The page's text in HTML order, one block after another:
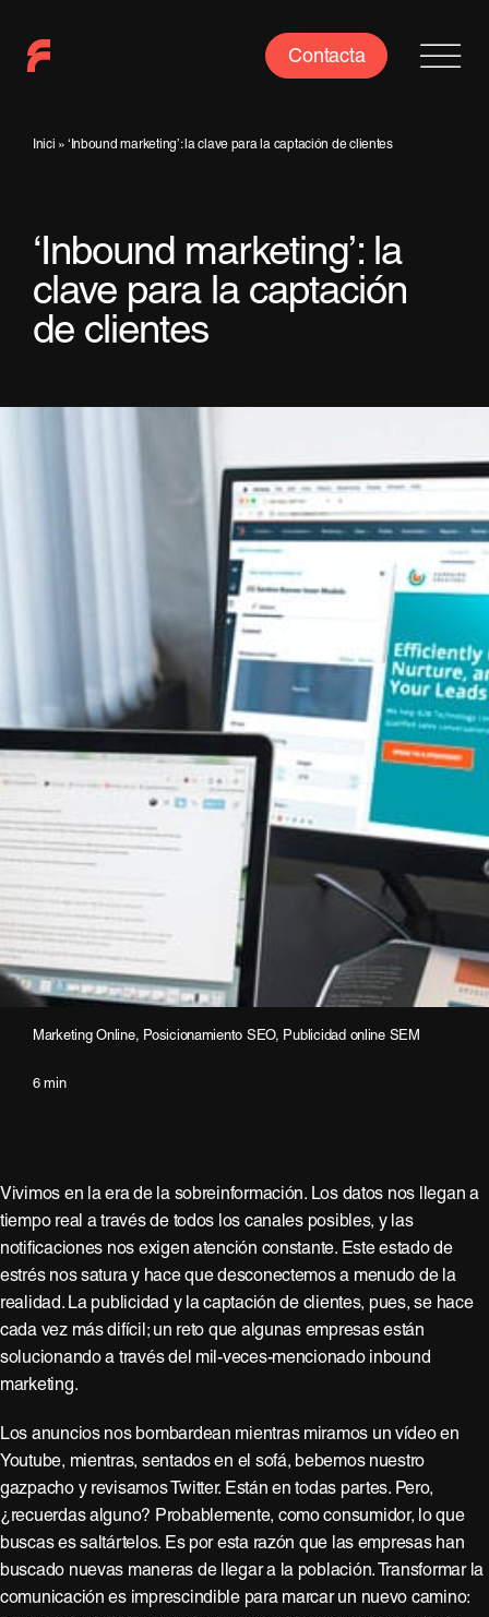
contenido
Contacta
Inici » ‘Inbound marketing’: la clave para la captación de clientes
‘Inbound marketing’: la
clave para la captación
de clientes
Marketing Online, Posicionamiento SEO, Publicidad online SEM
6 min
Vivimos en la era de la sobreinformación. Los datos nos llegan a
tiempo real a través de todos los canales posibles, y las
notificaciones nos exigen atención constante. Este estado de
estrés nos satura y hace que desconectemos a menudo de la
realidad. La publicidad y la captación de clientes, pues, se hace
cada vez más difícil; un reto que algunas empresas están
solucionando a través del mil-veces-mencionado inbound
marketing.
Los anuncios nos bombardean mientras miramos un vídeo en
Youtube, mientras, sentados en el sofá, bebemos nuestro
gazpacho y revisamos Twitter. Están en todas partes. Pero,
¿recuerdas alguno? Probablemente, como consumidor, lo que
buscas es saltártelos. Es por esta razón que las empresas han
buscado nuevas maneras de llegar a la población. Transformar la
comunicación es imprescindible para marcar un nuevo camino: